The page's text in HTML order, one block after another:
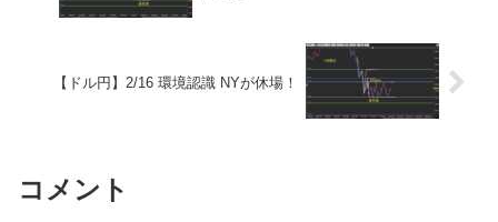
【ドル円】2/16 環境認識 NYが休場！
コメント